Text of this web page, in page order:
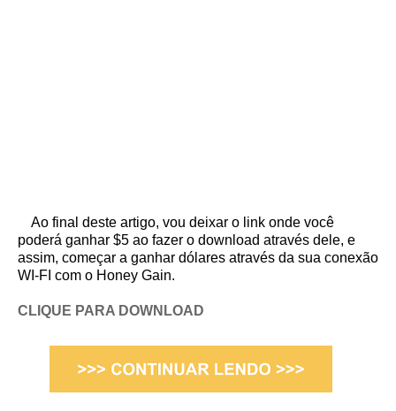
Ao final deste artigo, vou deixar o link onde você
poderá ganhar $5 ao fazer o download através dele, e
assim, começar a ganhar dólares através da sua conexão
WI-FI com o Honey Gain.
CLIQUE PARA DOWNLOAD